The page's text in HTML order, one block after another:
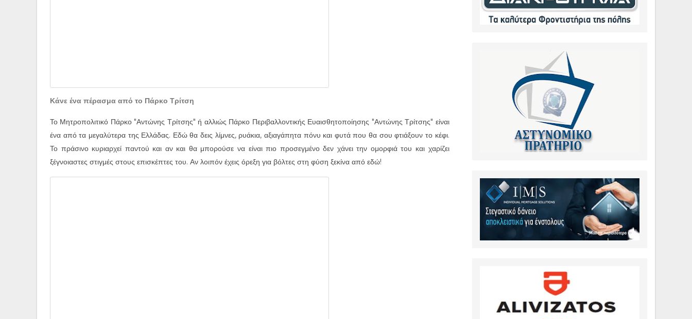
Κάνε ένα πέρασμα από το Πάρκο Τρίτση
Το Μητροπολιτικό Πάρκο "Αντώνης Τρίτσης" ή αλλιώς Πάρκο Περιβαλλοντικής Ευαισθητοποίησης "Αντώνης Τρίτσης" είναι
ένα από τα μεγαλύτερα της Ελλάδας. Εδώ θα δεις λίμνες, ρυάκια, αξιαγάπητα πόνυ και φυτά που θα σου φτιάξουν το κέφι.
Το πράσινο κυριαρχεί παντού και αν και θα μπορούσε να είναι πιο προσεγμένο δεν χάνει την ομορφιά του και χαρίζει
ξέγνοιαστες στιγμές στους επισκέπτες του. Αν λοιπόν έχεις όρεξη για βόλτες στη φύση ξεκίνα από εδώ!